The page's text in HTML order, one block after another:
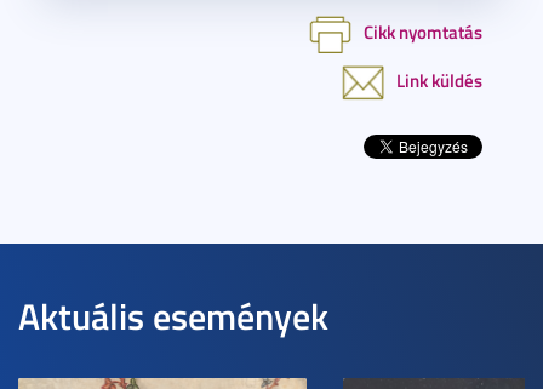
Cikk nyomtatás
Link küldés
Aktuális események